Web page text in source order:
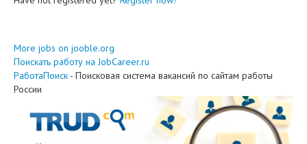
More jobs on jooble.org
Поискать работу на JobCareer.ru
РаботаПоиск - Поисковая система вакансий по сайтам работы
России